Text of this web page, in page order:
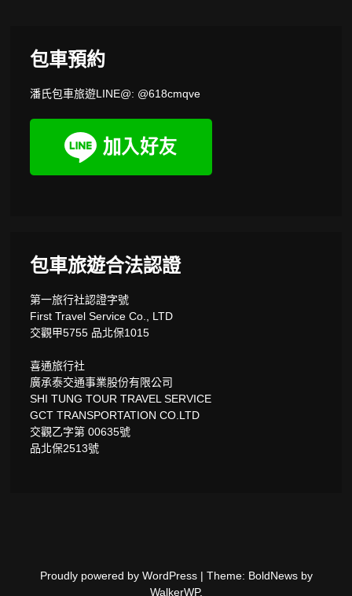
包車預約
潘氏包車旅遊LINE@: @618cmqve
包車旅遊合法認證
第一旅行社認證字號
First Travel Service Co., LTD
交觀甲5755 品北保1015
喜通旅行社
廣承泰交通事業股份有限公司
SHI TUNG TOUR TRAVEL SERVICE
GCT TRANSPORTATION CO.LTD
交觀乙字第 00635號
品北保2513號
Proudly powered by WordPress | Theme: BoldNews by
WalkerWP.